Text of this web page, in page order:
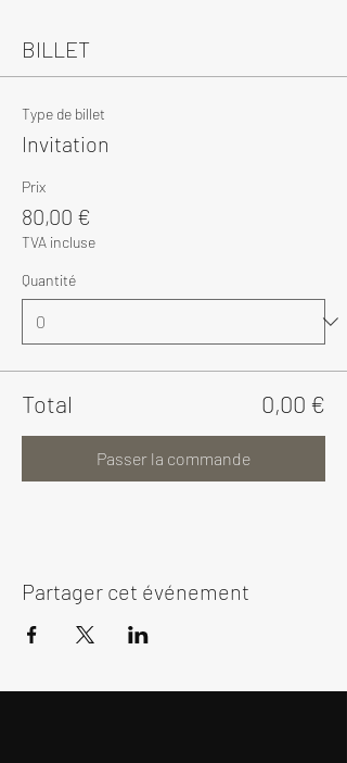
BILLET
Type de billet
Invitation
Prix
80,00 €
TVA incluse
Quantité
Total 0,00 €
Passer la commande
Partager cet événement